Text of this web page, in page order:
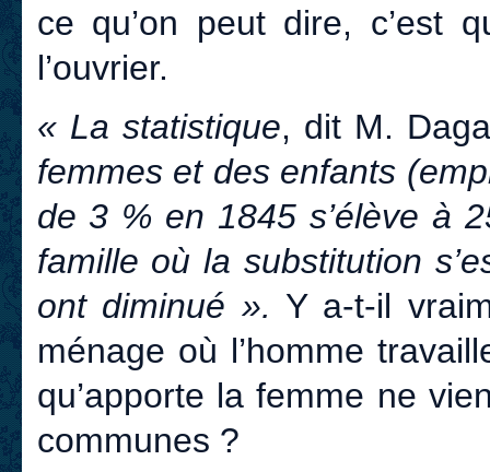
ce qu’on peut dire, c’est
l’ouvrier.
« La statistique, dit M.
femmes et des enfants
de 3 % en 1845 s’élève à
famille où la substitution
ont diminué ». Y a-t-il
ménage où l’homme
qu’apporte la femme ne
communes ?